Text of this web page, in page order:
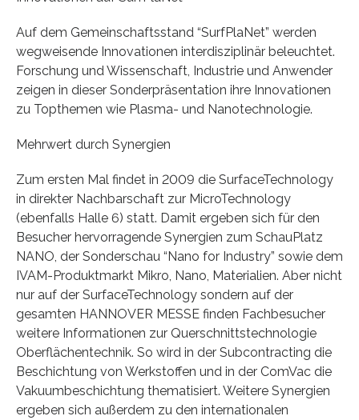
Auf dem Gemeinschaftsstand “SurfPlaNet” werden
wegweisende Innova­tionen interdisziplinär beleuchtet.
Forschung und Wissenschaft, Industrie und Anwender
zeigen in dieser Sonderpräsentation ihre Innovationen
zu Topthemen wie Plasma- und Nanotechnologie.
Mehrwert durch Synergien
Zum ersten Mal findet in 2009 die SurfaceTechnology
in direkter Nach­barschaft zur MicroTechnology
(ebenfalls Halle 6) statt. Damit ergeben sich für den
Besucher hervorragende Synergien zum SchauPlatz
NANO, der Sonderschau “Nano for Industry” sowie dem
IVAM-Produktmarkt Mikro, Nano, Materialien. Aber nicht
nur auf der SurfaceTechnology son­dern auf der
gesamten HANNOVER MESSE finden Fachbesucher
weitere Informationen zur Quer­schnittstechnologie
Oberflächentechnik. So wird in der Subcontracting die
Beschichtung von Werkstoffen und in der ComVac die
Vakuumbe­schichtung thematisiert. Weitere Synergien
erge­ben sich außerdem zu den internationalen